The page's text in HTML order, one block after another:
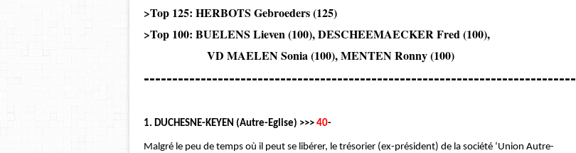
>Top 125: HERBOTS Gebroeders (125)
>Top 100: BUELENS Lieven (100), DESCHEEMAECKER Fred (100),
VD MAELEN Sonia (100), MENTEN Ronny (100)
----------------------------------------------------------------------------
1. DUCHESNE-KEYEN (Autre-Eglise) >>> 40-
Malgré le peu de temps où il peut se libérer, le trésorier (ex-président) de la société ‘Union Autre-